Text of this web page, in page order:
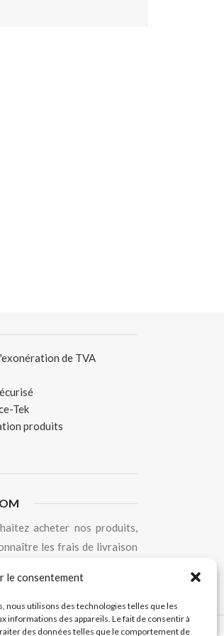
le consentement
utilisons des technologies telles que les
informations des appareils. Le fait de consentir à
des données telles que le comportement de
de TVA
Tek
produits
acheter nos produits,
les frais de livraison
Créé parPixemotion